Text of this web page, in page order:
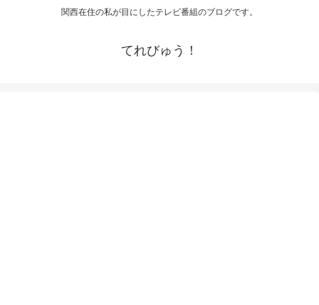
関西在住の私が目にしたテレビ番組のブログです。
てれびゅう！